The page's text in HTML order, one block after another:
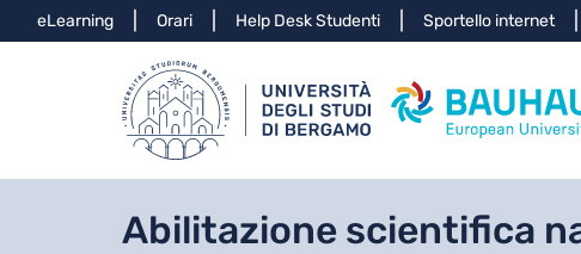
Info
eLearning Orari Help Desk Studenti Sportello internet
Abilitazione scientifica